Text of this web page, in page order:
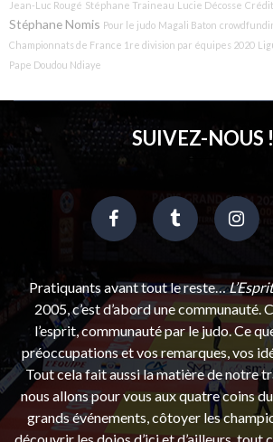
Jean-Luc Rougé Stéphane Traineau Lucie Décosse
Stéphane Nomis Pour le judo Magali Baton
Championnats de France 1re division par équipes 2020
Pape Doudou Ndiaye
SUIVEZ-NOUS !
Pratiquants avant tout le reste…
2005, c’est d’abord une communauté.
l’esprit, communauté par le judo. Ce
préoccupations et vos remarques, vos
Tout cela fait aussi la matière de notre
nous allons pour vous aux quatre coins
grands événements, côtoyer les
découvrir les dojos d’ici et d’ailleurs, tout